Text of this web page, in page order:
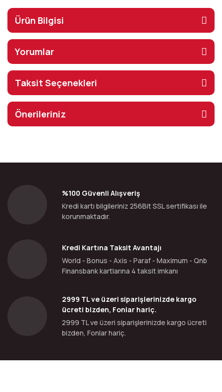
Ürün Bilgisi
Yorumlar
Taksit Seçenekleri
Önerileriniz
%100 Güvenli Alışveriş
Kredi kartı bilgileriniz 256Bit SSL sertifikası ile
korunmaktadır.
Kredi Kartına Taksit Avantajı
World - Bonus - Axis - Paraf - Maximum - Qnb
Finansbank kartlarına 4 taksit imkanı
2999 TL ve üzeri siparişlerinizde kargo
ücreti bizden, Fonlar hariç.
2999 TL ve üzeri siparişlerinizde kargo ücreti
bizden, Fonlar hariç.